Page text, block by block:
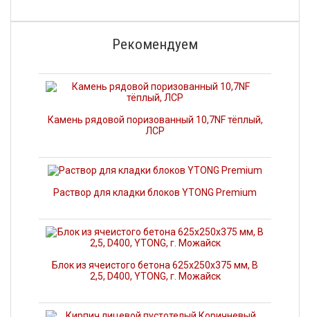
Рекомендуем
Камень рядовой поризованный 10,7NF тёплый,
ЛСР
Раствор для кладки блоков YTONG Premium
Блок из ячеистого бетона 625х250х375 мм, В
2,5, D400, YTONG, г. Можайск